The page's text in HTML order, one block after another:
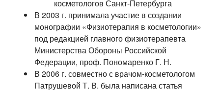
косметологов Санкт-Петербурга
В 2003 г. принимала участие в создании
монографии «Физиотерапия в косметологии»
под редакцией главного физиотерапевта
Министерства Обороны Российской
Федерации, проф. Пономаренко Г. Н.
В 2006 г. совместно с врачом-косметологом
Патрушевой Т. В. была написана статья